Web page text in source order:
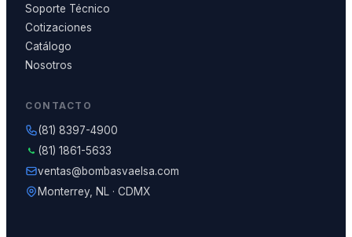
Soporte Técnico
Cotizaciones
Catálogo
Nosotros
CONTACTO
(81) 8397-4900
(81) 1861-5633
ventas@bombasvaelsa.com
Monterrey, NL · CDMX